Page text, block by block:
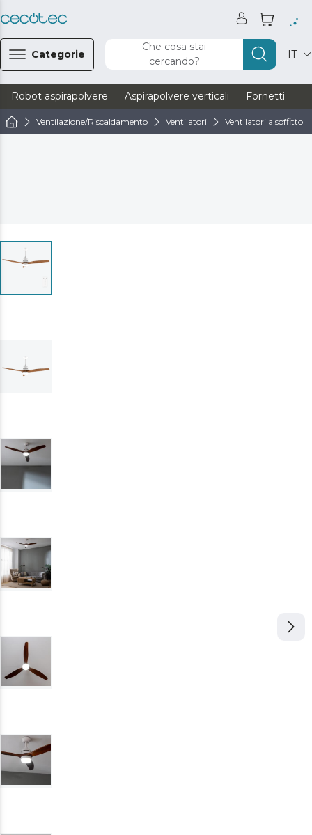
Categorie
Che cosa stai
cercando?
IT
Robot aspirapolvere Aspirapolvere verticali Fornetti
Ventilazione/Riscaldamento Ventilatori Ventilatori a soffitto